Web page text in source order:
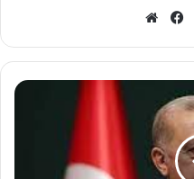
Web
Cumhurbaşkanı
Erdoğan'dan